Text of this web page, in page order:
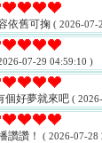
依舊可掬 ( 2026-07-
07-29 04:59:10 )
個好夢就來吧 (
讚讚！ ( 2026-07-28